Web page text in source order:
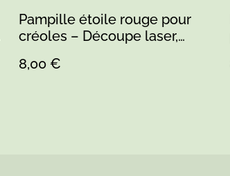
Pampille étoile rouge pour
créoles – Découpe laser,
Fait main en Sarthe
8,00 €